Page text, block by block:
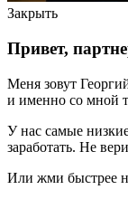
Закрыть
Привет,
Меня зовут
и именно со мной
У нас самые
заработать. Не
Или жми быстрее